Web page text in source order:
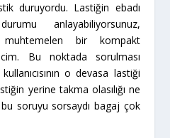
duruyordu. Lastiğin ebadı
anlayabiliyorsunuz,
bir kompakt
Bu noktada sorulması
o devasa lastiği
yerine takma olasılığı ne
soruyu sorsaydı bagaj çok